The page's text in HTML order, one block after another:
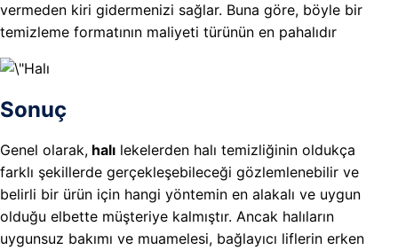
vermeden kiri gidermenizi sağlar. Buna göre, böyle bir
temizleme formatının maliyeti türünün en pahalıdır
Sonuç
Genel olarak, halı lekelerden halı temizliğinin oldukça
farklı şekillerde gerçekleşebileceği gözlemlenebilir ve
belirli bir ürün için hangi yöntemin en alakalı ve uygun
olduğu elbette müşteriye kalmıştır. Ancak halıların
uygunsuz bakımı ve muamelesi, bağlayıcı liflerin erken